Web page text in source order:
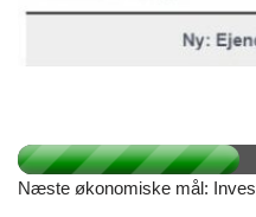
Næste økonomiske mål: